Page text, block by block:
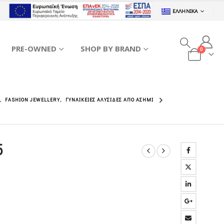
ΕΛΛΗΝΙΚΆ
PRE-OWNED SHOP BY BRAND 0
, FASHION JEWELLERY,
ΓΥΝΑΙΚΕΊΕΣ ΑΛΥΣΊΔΕΣ ΑΠΌ ΑΣΉΜΙ